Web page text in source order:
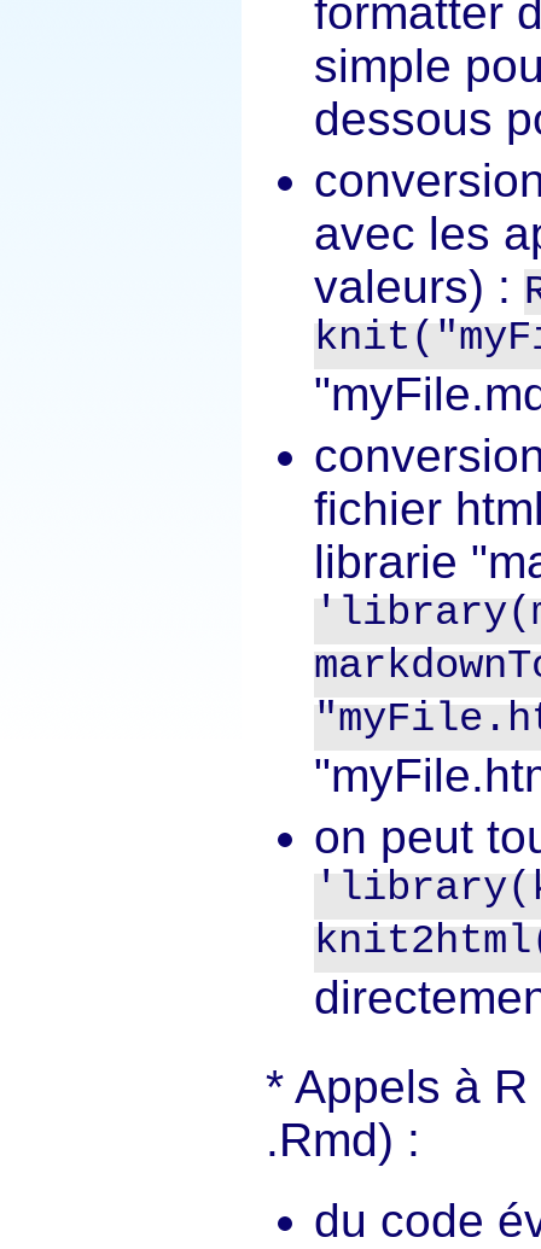
formatter
simple
dessous
avec les
valeurs) :
fichier
librarie
on peut
Appels à
.Rmd) :
du code